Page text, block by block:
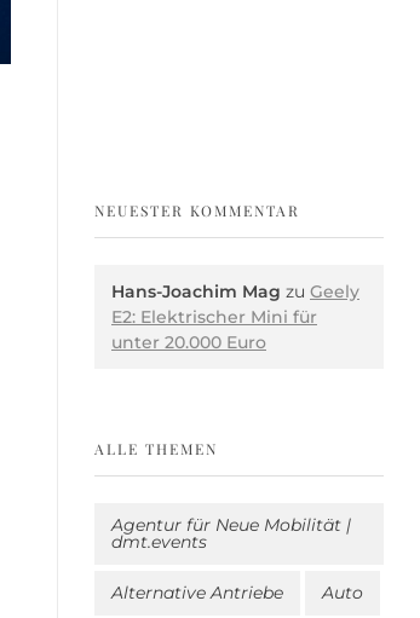
NEUESTER KOMMENTAR
Hans-Joachim Mag zu Geely
E2: Elektrischer Mini für
unter 20.000 Euro
ALLE THEMEN
Agentur für Neue Mobilität |
dmt.events
Alternative Antriebe Auto